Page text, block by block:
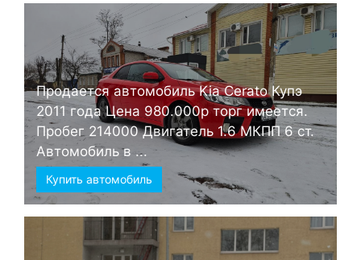
Продается автомобиль Kia Cerato Купэ
2011 года Цена 980.000р торг имеется.
Пробег 214000 Двигатель 1.6 МКПП 6 ст.
Автомобиль в ...
Купить автомобиль